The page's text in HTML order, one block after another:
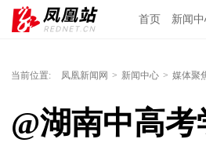
首页 新闻
当前位置: 凤凰新闻网 > 新闻中心 > 媒体聚
@湖南中高